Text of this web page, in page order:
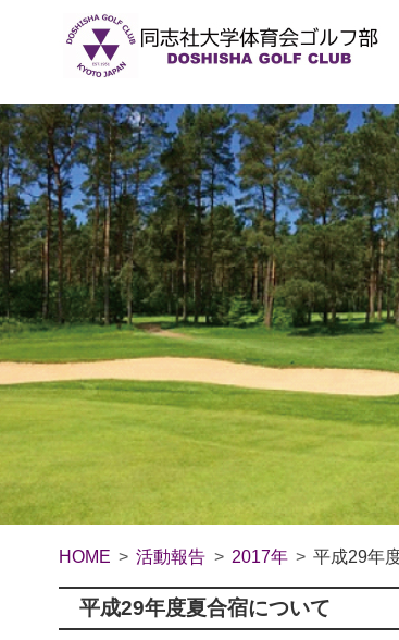
HOME 活動報告 2017年 平成29年
平成29年度夏合宿について